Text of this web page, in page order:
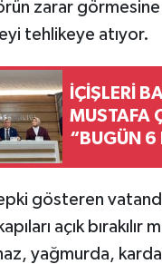
zarar
tehlikeye atıyor.
İÇİŞLERİ
MUSTAFA
“BUGÜN 6
MALİYETİ
MİLYONU
gösteren
açık bırakılır
yağmurda,